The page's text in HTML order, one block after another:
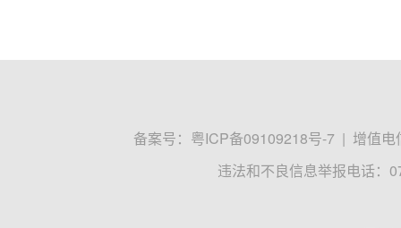
备案号： 粤ICP备09109218号-7 | 增值电
违法和不良信息举报电话：